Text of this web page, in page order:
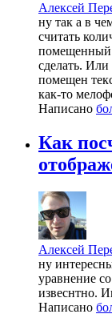
Алексей
ну так а в
считать
помещенный
сделать.
помещен
как-то
Написано
Как
Алексей
ну
уравнение
извеснтно.
Написано